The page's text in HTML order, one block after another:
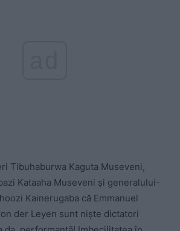
Tibuhaburwa Kaguta Museveni,
Kataaha Museveni și generalului-
Kainerugaba că Emmanuel
der Leyen sunt niște dictatori